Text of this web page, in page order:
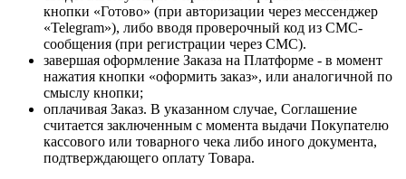
кнопки «Готово» (при авторизации через мессенджер
«Telegram»), либо вводя проверочный код из СМС-
сообщения (при регистрации через СМС).
завершая оформление Заказа на Платформе - в момент
нажатия кнопки «оформить заказ», или аналогичной по
смыслу кнопки;
оплачивая Заказ. В указанном случае, Соглашение
считается заключенным с момента выдачи Покупателю
кассового или товарного чека либо иного документа,
подтверждающего оплату Товара.